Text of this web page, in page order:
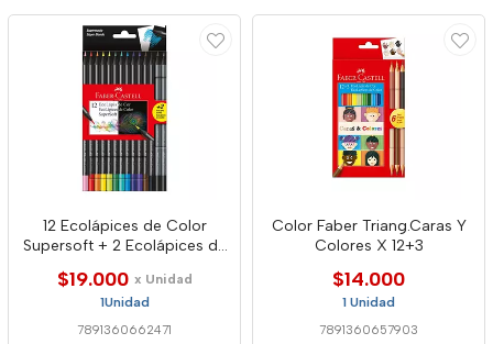
12 Ecolápices de Color
Supersoft + 2 Ecolápices de
$19.000 x Unidad
1Unidad
7891360662471
Color Faber Triang.Caras Y
Colores X 12+3
$14.000
1 Unidad
7891360657903